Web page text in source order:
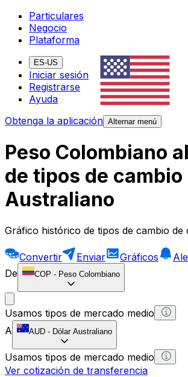
Particulares
Negocio
Plataforma
ES-US
Iniciar sesión
Registrarse
Ayuda
Obtenga la aplicación Alternar menú
Peso Colombiano
de tipos de cambio
Australiano
Gráfico histórico de tipos de cambio de
Convertir Enviar Gráficos
De
COP - Peso Colombiano
Usamos tipos de mercado medio
A
AUD - Dólar Australiano
Usamos tipos de mercado medio
Ver cotización de transferencia